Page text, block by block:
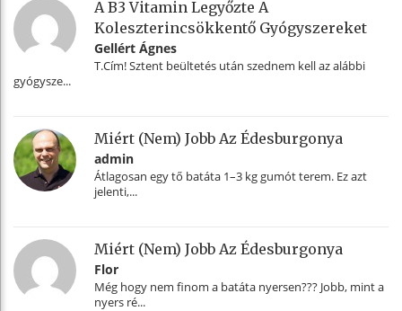
A B3 Vitamin Legyőzte A
Koleszterincsökkentő Gyógyszereket
Gellért Ágnes
T.Cím! Sztent beültetés után szednem kell az alábbi
gyógysze...
Miért (nem) Jobb Az Édesburgonya
admin
Átlagosan egy tő batáta 1–3 kg gumót terem. Ez azt
jelenti,...
Miért (nem) Jobb Az Édesburgonya
Flor
Még hogy nem finom a batáta nyersen??? Jobb, mint a
nyers ré...